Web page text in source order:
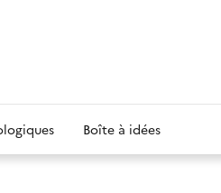
Boîte à idées